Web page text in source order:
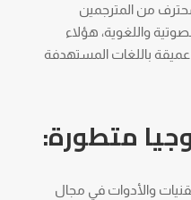
من المترجمين
واللغوية، هؤلاء
باللغات المستهدفة
متطورة:
والأدوات في مجال